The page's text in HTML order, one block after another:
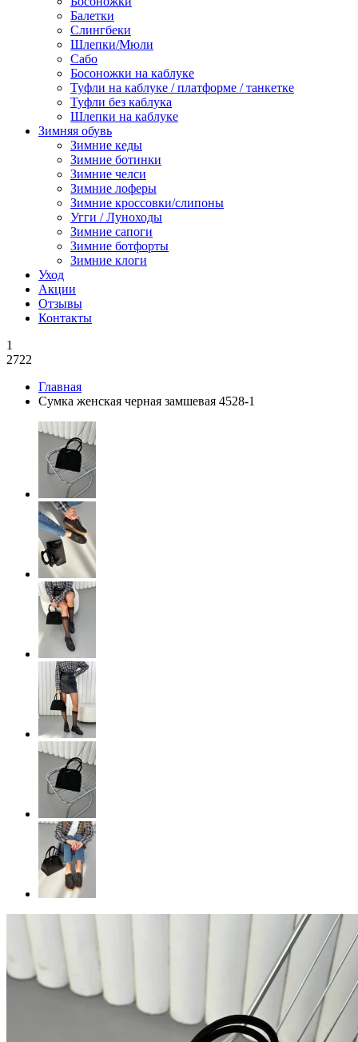
Балетки
Слингбеки
Шлепки/Мюли
Сабо
Босоножки на каблуке
Туфли на каблуке / платформе / танкетке
Туфли без каблука
Шлепки на каблуке
Зимняя обувь
Зимние кеды
Зимние ботинки
Зимние челси
Зимние лоферы
Зимние кроссовки/слипоны
Угги / Луноходы
Зимние сапоги
Зимние ботфорты
Зимние клоги
Уход
Акции
Отзывы
Контакты
1
2722
Главная
Сумка женская черная замшевая 4528-1